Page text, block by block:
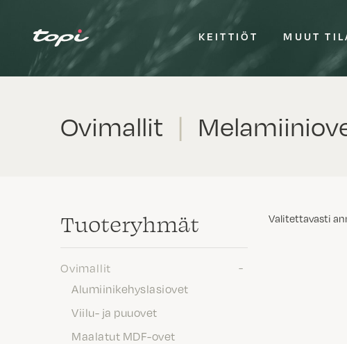
KEITTIÖT MUUT
Ovimallit |
Tuote­ryhmät
Ovimallit
Alumiinikehyslasiovet
Viilu- ja puuovet
Maalatut MDF-ovet
Valitettavasti